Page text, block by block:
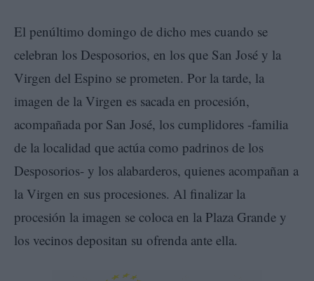
El penúltimo domingo de dicho mes cuando se
celebran los Desposorios, en los que San José y la
Virgen del Espino se prometen. Por la tarde, la
imagen de la Virgen es sacada en procesión,
acompañada por San José, los cumplidores -familia
de la localidad que actúa como padrinos de los
Desposorios- y los alabarderos, quienes acompañan a
la Virgen en sus procesiones. Al finalizar la
procesión la imagen se coloca en la Plaza Grande y
los vecinos depositan su ofrenda ante ella.